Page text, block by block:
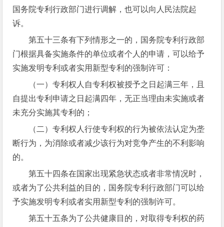
国务院专利行政部门进行调解，也可以向人民法院起
诉。
第五十三条有下列情形之一的，国务院专利行政部
门根据具备实施条件的单位或者个人的申请，可以给予
实施发明专利或者实用新型专利的强制许可：
（一）专利权人自专利权被授予之日起满三年，且
自提出专利申请之日起满四年，无正当理由未实施或者
未充分实施其专利的；
（二）专利权人行使专利权的行为被依法认定为垄
断行为，为消除或者减少该行为对竞争产生的不利影响
的。
第五十四条在国家出现紧急状态或者非常情况时，
或者为了公共利益的目的，国务院专利行政部门可以给
予实施发明专利或者实用新型专利的强制许可。
第五十五条为了公共健康目的，对取得专利权的药